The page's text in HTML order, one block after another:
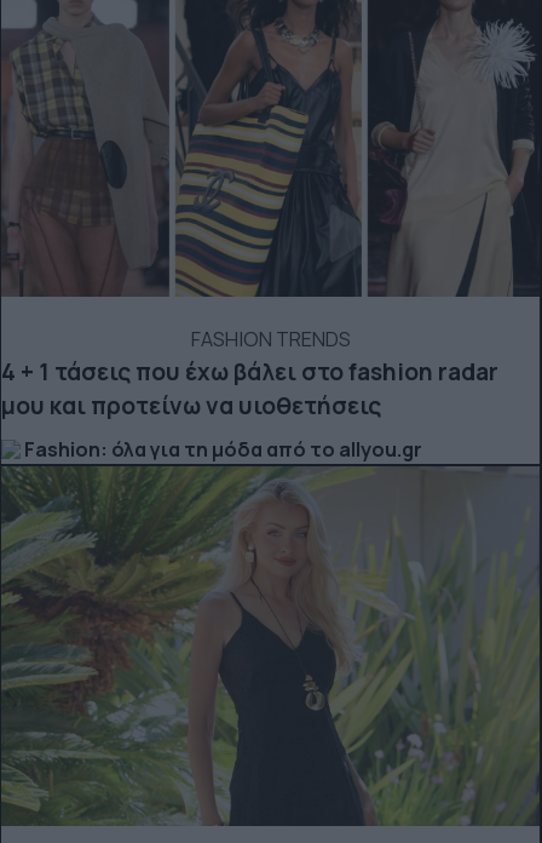
FASHION TRENDS
4 + 1 τάσεις που έχω βάλει στο fashion radar
μου και προτείνω να υιοθετήσεις
Fashion: όλα για τη μόδα από το allyou.gr